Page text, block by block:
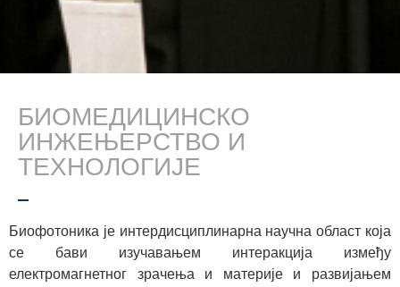
БИОМЕДИЦИНСКО
ИНЖЕЊЕРСТВО И
ТЕХНОЛОГИЈЕ
Биофотоника је интердисциплинарна научна област која
се бави изучавањем интеракција између
електромагнетног зрачења и материје и развијањем